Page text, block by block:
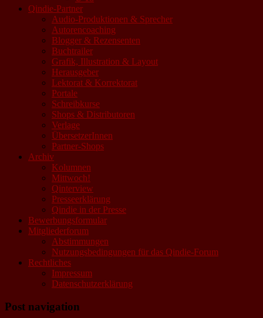
Qindie-Partner
Audio-Produktionen & Sprecher
Autorencoaching
Blogger & Rezensenten
Buchtrailer
Grafik, Illustration & Layout
Herausgeber
Lektorat & Korrektorat
Portale
Schreibkurse
Shops & Distributoren
Verlage
ÜbersetzerInnen
Partner-Shops
Archiv
Kolumnen
Mittwoch!
Qinterview
Presseerklärung
Qindie in der Presse
Bewerbungsformular
Mitgliederforum
Abstimmungen
Nutzungsbedingungen für das Qindie-Forum
Rechtliches
Impressum
Datenschutzerklärung
Post navigation